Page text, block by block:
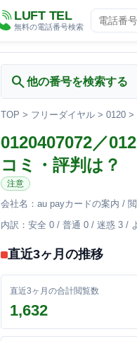
LUFT TEL
無料の電話番号検索
search 他の番号を検索する
TOP > フリーダイヤル > 0120 >
0120407072／
コミ・評判は？
注意
会社名：au payカードの案内 /
内訳：安全 0 / 普通 0 / 迷惑 3 /
直近3ヶ月の推移
直近3ヶ月の合計閲覧数
1,632